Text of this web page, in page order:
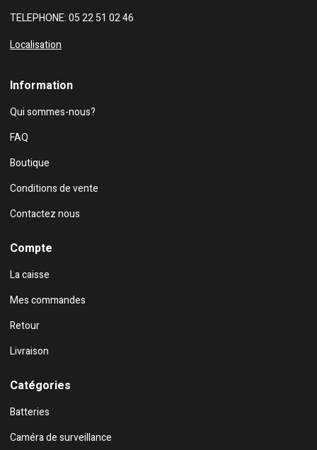
TELEPHONE: 05 22 51 02 46
Localisation
Information
Qui sommes-nous?
FAQ
Boutique
Conditions de vente
Contactez nous
Compte
La caisse
Mes commandes
Retour
Livraison
Catégories
Batteries
Caméra de surveillance